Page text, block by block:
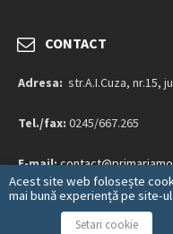
CONTACT
Adresa: str.A.I.Cuza, nr.15,
Tel./fax: 0245/667.265
E-mail:
Mai multe detalii…
Acest site web folosește
mai bună experiență pe site-
Setari cookie